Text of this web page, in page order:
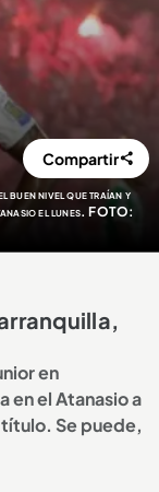
buen nivel que traían y
el lunes. FOTO:
Compartir
en
en el Atanasio a
Se puede,